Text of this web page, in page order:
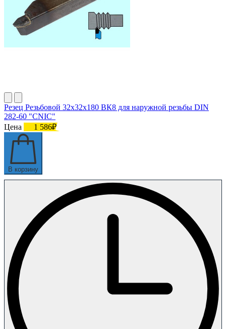
Резец Резьбовой 32х32х180 ВК8 для наружной резьбы DIN
282-60 "CNIC"
Цена
1 586₽
В корзину